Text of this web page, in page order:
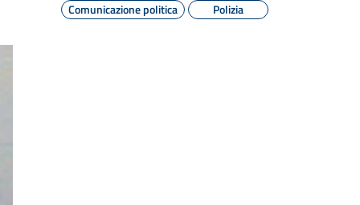
Comunicazione politica
Polizia